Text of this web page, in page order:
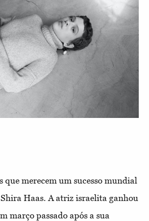
que merecem um sucesso mundial
Haas. A atriz israelita ganhou
março passado após a sua